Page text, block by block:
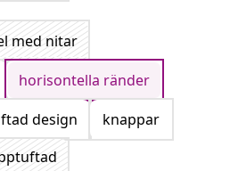
med nitar
horisontella ränder
design
knappar